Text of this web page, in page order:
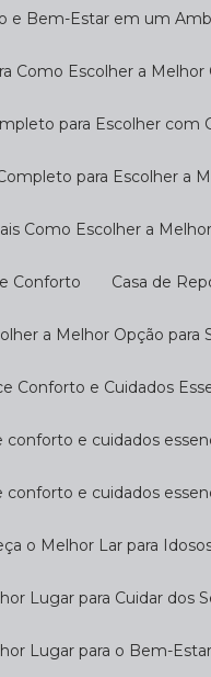
e Bem-Estar em um
Como Escolher a
para Escolher com
para Escolher a
Como Escolher a
Conforto Casa de
a Melhor Opção para
Conforto e Cuidados
conforto e cuidados
conforto e cuidados
o Melhor Lar para
Lugar para Cuidar dos
Lugar para o Bem-